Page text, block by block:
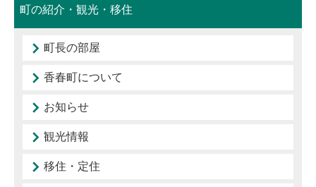
町の紹介・観光・移住
町長の部屋
香春町について
お知らせ
観光情報
移住・定住